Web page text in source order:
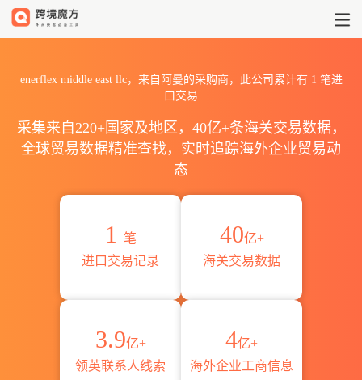
enerflex middle east llc，来自阿曼的采购商，此公司累计有 1 笔进
口交易
采集来自220+国家及地区，40亿+条海关交易数据，
全球贸易数据精准查找，实时追踪海外企业贸易动
态
1
笔
进口交易记录
40亿+
海关交易数据
3.9亿+
领英联系人线索
4亿+
海外企业工商信息